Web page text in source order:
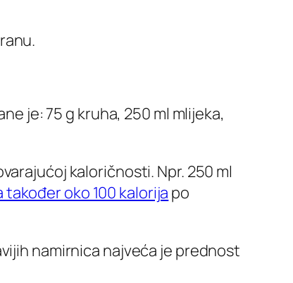
je: 75 g kruha, 250 ml mlijeka,
kaloričnosti. Npr. 250 ml
također oko 100 kalorijapo
namirnica najveća je prednost